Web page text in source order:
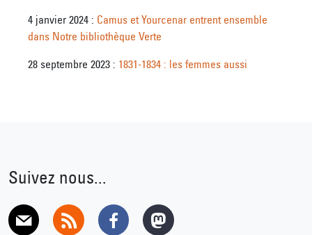
4 janvier 2024 : Camus et Yourcenar entrent ensemble
dans Notre bibliothèque Verte
28 septembre 2023 : 1831-1834 : les femmes aussi
Suivez nous...